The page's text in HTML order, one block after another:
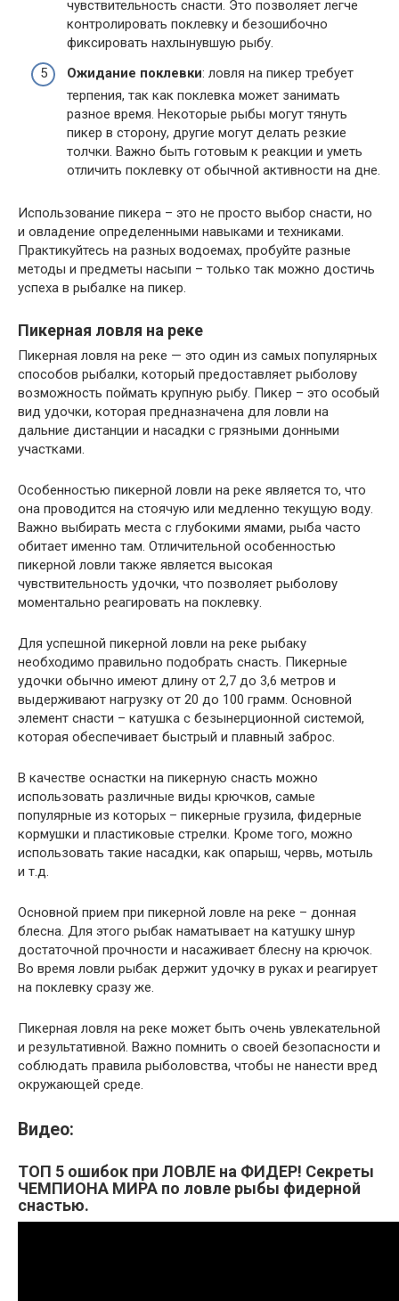
чувствительность снасти. Это позволяет легче
контролировать поклевку и безошибочно
фиксировать нахлынувшую рыбу.
Ожидание поклевки: ловля на пикер требует
терпения, так как поклевка может занимать
разное время. Некоторые рыбы могут тянуть
пикер в сторону, другие могут делать резкие
толчки. Важно быть готовым к реакции и уметь
отличить поклевку от обычной активности на дне.
Использование пикера – это не просто выбор снасти, но
и овладение определенными навыками и техниками.
Практикуйтесь на разных водоемах, пробуйте разные
методы и предметы насыпи – только так можно достичь
успеха в рыбалке на пикер.
Пикерная ловля на реке
Пикерная ловля на реке — это один из самых популярных
способов рыбалки, который предоставляет рыболову
возможность поймать крупную рыбу. Пикер – это особый
вид удочки, которая предназначена для ловли на
дальние дистанции и насадки с грязными донными
участками.
Особенностью пикерной ловли на реке является то, что
она проводится на стоячую или медленно текущую воду.
Важно выбирать места с глубокими ямами, рыба часто
обитает именно там. Отличительной особенностью
пикерной ловли также является высокая
чувствительность удочки, что позволяет рыболову
моментально реагировать на поклевку.
Для успешной пикерной ловли на реке рыбаку
необходимо правильно подобрать снасть. Пикерные
удочки обычно имеют длину от 2,7 до 3,6 метров и
выдерживают нагрузку от 20 до 100 грамм. Основной
элемент снасти – катушка с безынерционной системой,
которая обеспечивает быстрый и плавный заброс.
В качестве оснастки на пикерную снасть можно
использовать различные виды крючков, самые
популярные из которых – пикерные грузила, фидерные
кормушки и пластиковые стрелки. Кроме того, можно
использовать такие насадки, как опарыш, червь, мотыль
и т.д.
Основной прием при пикерной ловле на реке – донная
блесна. Для этого рыбак наматывает на катушку шнур
достаточной прочности и насаживает блесну на крючок.
Во время ловли рыбак держит удочку в руках и реагирует
на поклевку сразу же.
Пикерная ловля на реке может быть очень увлекательной
и результативной. Важно помнить о своей безопасности и
соблюдать правила рыболовства, чтобы не нанести вред
окружающей среде.
Видео:
ТОП 5 ошибок при ЛОВЛЕ на ФИДЕР! Секреты
ЧЕМПИОНА МИРА по ловле рыбы фидерной
снастью.